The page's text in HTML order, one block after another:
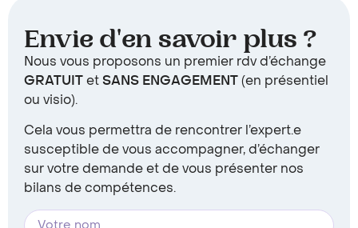
Envie d'en savoir plus ?
Nous vous proposons un premier rdv d’échange
GRATUIT et SANS ENGAGEMENT (en présentiel
ou visio).
Cela vous permettra de rencontrer l’expert.e
susceptible de vous accompagner, d’échanger
sur votre demande et de vous présenter nos
bilans de compétences.